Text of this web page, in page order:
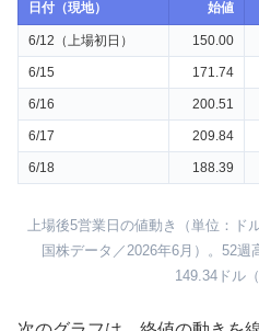
日付（現地） 始値
6/12（上場初日） 150.00
6/15 171.74
6/16 200.51
6/17 209.84
6/18 188.39
上場後5営業日の値動き（単位：ド
国株データ／2026年6月）。52
149.34ドル（